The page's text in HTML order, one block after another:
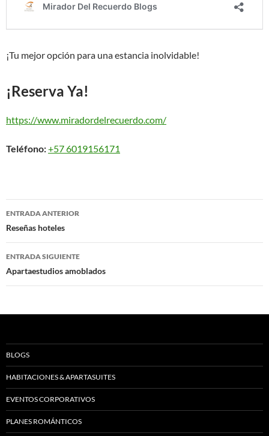
¡Tu mejor opción para una estancia inolvidable!
¡Reserva Ya!
https://www.miradordelrecuerdo.com/
Teléfono:+57 6019156171
Navegación
de
entradas
ENTRADA ANTERIOR
Reseñas hoteles
ENTRADA SIGUIENTE
Apartaestudios amoblados
BLOGS
HABITACIONES & APARTASUITES
EVENTOS CORPORATIVOS
PLANES ROMÁNTICOS